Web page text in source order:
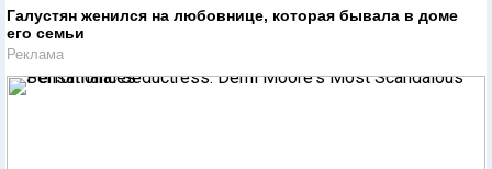
Галустян женился на любовнице, которая бывала в доме
его семьи
Реклама